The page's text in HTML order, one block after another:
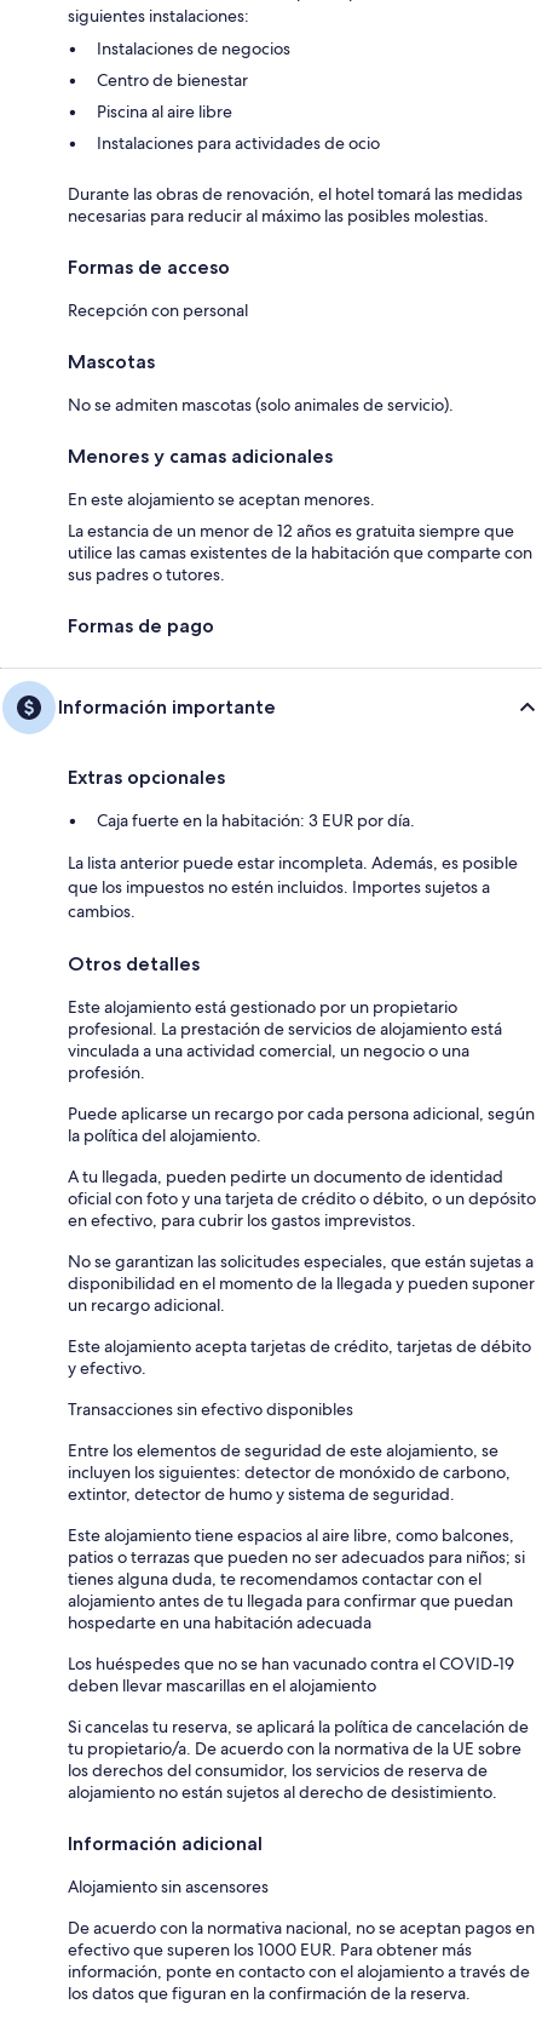
siguientes instalaciones:
Instalaciones de negocios
Centro de bienestar
Piscina al aire libre
Instalaciones para actividades de ocio
Durante las obras de renovación, el hotel tomará las medidas
necesarias para reducir al máximo las posibles molestias.
Formas de acceso
Recepción con personal
Mascotas
No se admiten mascotas (solo animales de servicio).
Menores y camas adicionales
En este alojamiento se aceptan menores.
La estancia de un menor de 12 años es gratuita siempre que
utilice las camas existentes de la habitación que comparte con
sus padres o tutores.
Formas de pago
Información importante
Extras opcionales
Caja fuerte en la habitación: 3 EUR por día.
La lista anterior puede estar incompleta. Además, es posible
que los impuestos no estén incluidos. Importes sujetos a
cambios.
Otros detalles
Este alojamiento está gestionado por un propietario
profesional. La prestación de servicios de alojamiento está
vinculada a una actividad comercial, un negocio o una
profesión.
Puede aplicarse un recargo por cada persona adicional, según
la política del alojamiento.
A tu llegada, pueden pedirte un documento de identidad
oficial con foto y una tarjeta de crédito o débito, o un depósito
en efectivo, para cubrir los gastos imprevistos.
No se garantizan las solicitudes especiales, que están sujetas a
disponibilidad en el momento de la llegada y pueden suponer
un recargo adicional.
Este alojamiento acepta tarjetas de crédito, tarjetas de débito
y efectivo.
Transacciones sin efectivo disponibles
Entre los elementos de seguridad de este alojamiento, se
incluyen los siguientes: detector de monóxido de carbono,
extintor, detector de humo y sistema de seguridad.
Este alojamiento tiene espacios al aire libre, como balcones,
patios o terrazas que pueden no ser adecuados para niños; si
tienes alguna duda, te recomendamos contactar con el
alojamiento antes de tu llegada para confirmar que puedan
hospedarte en una habitación adecuada
Los huéspedes que no se han vacunado contra el COVID-19
deben llevar mascarillas en el alojamiento
Si cancelas tu reserva, se aplicará la política de cancelación de
tu propietario/a. De acuerdo con la normativa de la UE sobre
los derechos del consumidor, los servicios de reserva de
alojamiento no están sujetos al derecho de desistimiento.
Información adicional
Alojamiento sin ascensores
De acuerdo con la normativa nacional, no se aceptan pagos en
efectivo que superen los 1000 EUR. Para obtener más
información, ponte en contacto con el alojamiento a través de
los datos que figuran en la confirmación de la reserva.